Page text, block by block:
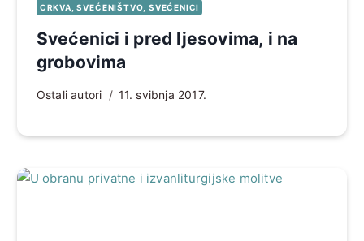
CRKVA, SVEĆENIŠTVO, SVEĆENICI
Svećenici i pred ljesovima, i na
grobovima
Ostali autori 11. svibnja 2017.